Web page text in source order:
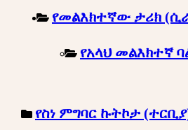
የመልእክተኛው ታሪክ
የአላህ መልእክተኛ
የስነ ምግባር ኩትኮታ